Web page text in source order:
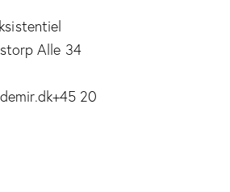
Alle 34
+45 20